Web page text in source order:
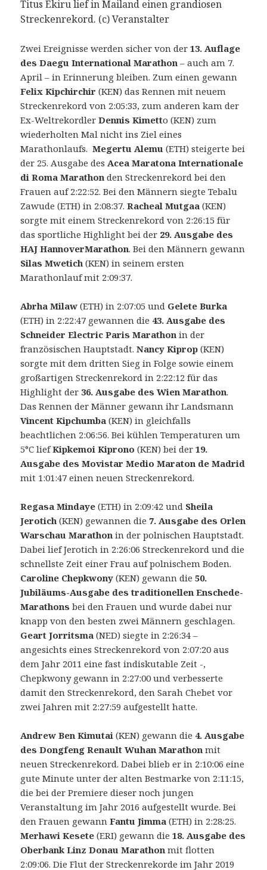
Titus Ekiru lief in Mailand einen grandiosen
Streckenrekord. (c) Veranstalter
Zwei Ereignisse werden sicher von der13. Auflage
des Daegu International Marathon – auch am 7.
April – in Erinnerung bleiben. Zum einen gewann
Felix Kipchirchir (KEN) das Rennen mit neuem
Streckenrekord von 2:05:33, zum anderen kam der
Ex-WeltrekordlerDennis Kimetto (KEN) zum
wiederholten Mal nicht ins Ziel eines
Marathonlaufs.Megertu Alemu (ETH) steigerte bei
der 25. Ausgabe des Acea Maratona Internationale
di Roma Marathon den Streckenrekord bei den
Frauen auf 2:22:52. Bei den Männern siegte Tebalu
Zawude (ETH) in 2:08:37.Racheal Mutgaa (KEN)
sorgte mit einem Streckenrekord von 2:26:15 für
das sportliche Highlight bei der 29. Ausgabe des
HAJ HannoverMarathon. Bei den Männern gewann
Silas Mwetich (KEN) in seinem ersten
Marathonlauf mit 2:09:37.
25.
Acea
Maratona
Internationale
di
Roma
am
7.April
2019:
Megertu
Alemu
läuft
Streckenrekord
13.
Daegu
International
Marathon
(KOR)
am
7.
April
2018:
Felix
Kipchirchir
siegt
mit
Abrha Milaw (ETH) in 2:07:05 und Gelete Burka
(ETH) in 2:22:47 gewannen die 43. Ausgabe des
Schneider Electric Paris Marathon in der
französischen Hauptstadt.Nancy Kiprop (KEN)
sorgte mit dem dritten Sieg in Folge sowie einem
großartigen Streckenrekord in 2:22:12 für das
Highlight der 36. Ausgabe des Wien Marathon.
Das Rennen der Männer gewann ihr Landsmann
Vincent Kipchumba (KEN) in gleichfalls
beachtlichen 2:06:56. Bei kühlen Temperaturen um
5°C liefKipkemoi Kiprono (KEN) bei der 19.
Ausgabe des Movistar Medio Maraton de Madrid
mit 1:01:47 einen neuen Streckenrekord.
Regasa Mindaye (ETH) in 2:09:42 und Sheila
Jerotich (KEN) gewannen die 7. Ausgabe des Orlen
Warschau Marathon in der polnischen Hauptstadt.
Dabei lief Jerotich in 2:26:06 Streckenrekord und die
schnellste Zeit einer Frau auf polnischem Boden.
Caroline Chepkwony (KEN) gewann die50.
Jubiläums-Ausgabe des traditionellen Enschede-
Marathons bei den Frauen und wurde dabei nur
knapp von den besten zwei Männern geschlagen.
Geart Jorritsma (NED) siegte in 2:26:34 –
angesichts eines Streckenrekord von 2:07:20 aus
dem Jahr 2011 eine fast indiskutable Zeit -,
Chepkwony gewann in 2:27:00 und verbesserte
damit den Streckenrekord, den Sarah Chebet vor
zwei Jahren mit 2:27:59 aufgestellt hatte.
Andrew Ben Kimutai (KEN) gewann die 4. Ausgabe
des Dongfeng Renault Wuhan Marathon mit
neuen Streckenrekord. Dabei blieb er in 2:10:06 eine
gute Minute unter der alten Bestmarke von 2:11:15,
die bei der Premiere dieser noch jungen
Veranstaltung im Jahr 2016 aufgestellt wurde. Bei
den Frauen gewannFantu Jimma (ETH) in 2:28:25.
Merhawi Kesete (ERI) gewann die18. Ausgabe des
Oberbank Linz Donau Marathon mit flotten
2:09:06. Die Flut der Streckenrekorde im Jahr 2019